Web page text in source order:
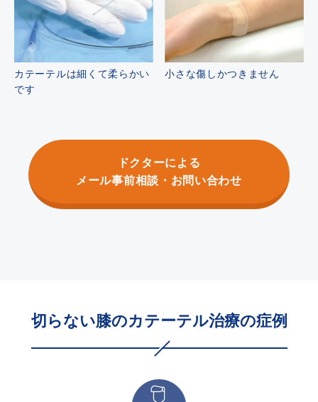
カテーテルは細くて柔らかい
です
小さな傷しかつきません
ドクターによる
メール事前相談・お問い合わせ
切らない膝のカテーテル治療の症例